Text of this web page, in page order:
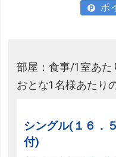
ポ
部屋：食事/1室あた
おとな1名様あたり
シングル(１６．
付)